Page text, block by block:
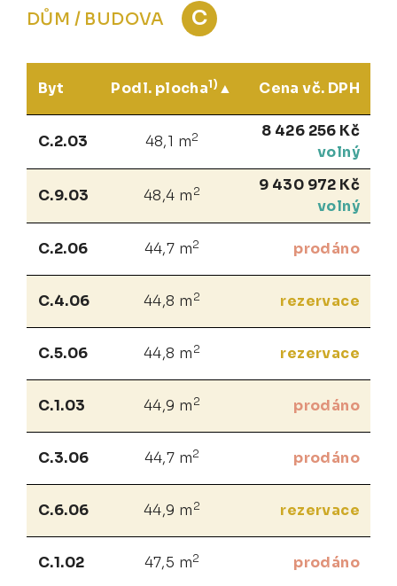
DŮM / BUDOVA C
Byt Podl. plocha1) Cena vč. DPH
C.2.03 48,1 m2
8 426 256 Kč
volný
C.9.03 48,4 m 2
9 430 972 Kč
volný
C.2.06 44,7 m2 prodáno
C.4.06 44,8 m 2 rezervace
C.5.06 44,8 m 2 rezervace
C.1.03 44,9 m 2 prodáno
C.3.06 44,7 m2 prodáno
C.6.06 44,9 m 2 rezervace
C.1.02 47,5 m2 prodáno